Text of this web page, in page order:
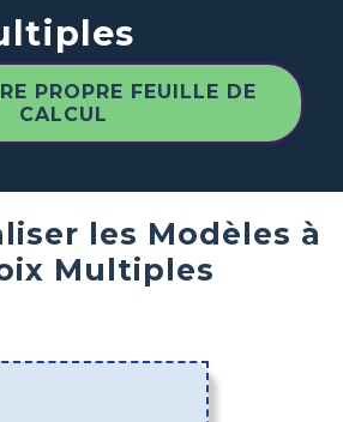
PROPRE FEUILLE DE
CALCUL
les Modèles à
Multiples